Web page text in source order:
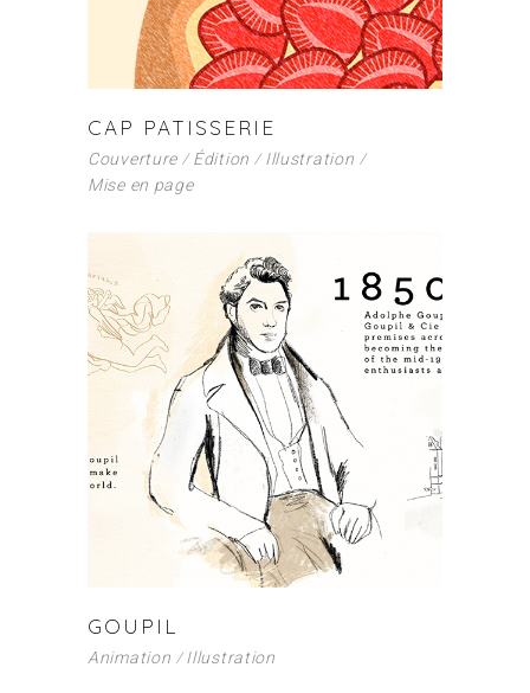
CAP PATISSERIE
Couverture Édition
Illustration
Mise en page
GOUPIL
Animation Illustration